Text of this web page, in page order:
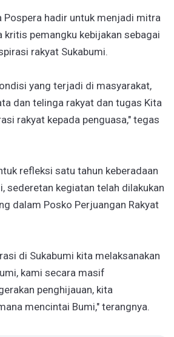
Pospera hadir untuk menjadi mitra
pemangku kebijakan sebagai
rakyat Sukabumi.
yang terjadi di masyarakat,
dan telinga rakyat dan tugas Kita
rakyat kepada penguasa," tegas
refleksi satu tahun keberadaan
sederetan kegiatan telah dilakukan
dalam Posko Perjuangan Rakyat
di Sukabumi kita melaksanakan
kami secara masif
penghijauan, kita
mencintai Bumi," terangnya.